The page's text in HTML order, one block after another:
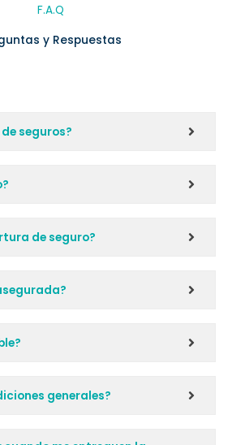
F.A.Q
y Respuestas
de seguros?
de seguro?
generales?